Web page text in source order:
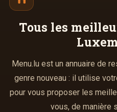
Tous les
Menu.lu est un annuaire de
genre nouveau : il utilise
pour vous proposer les
vous, de manière